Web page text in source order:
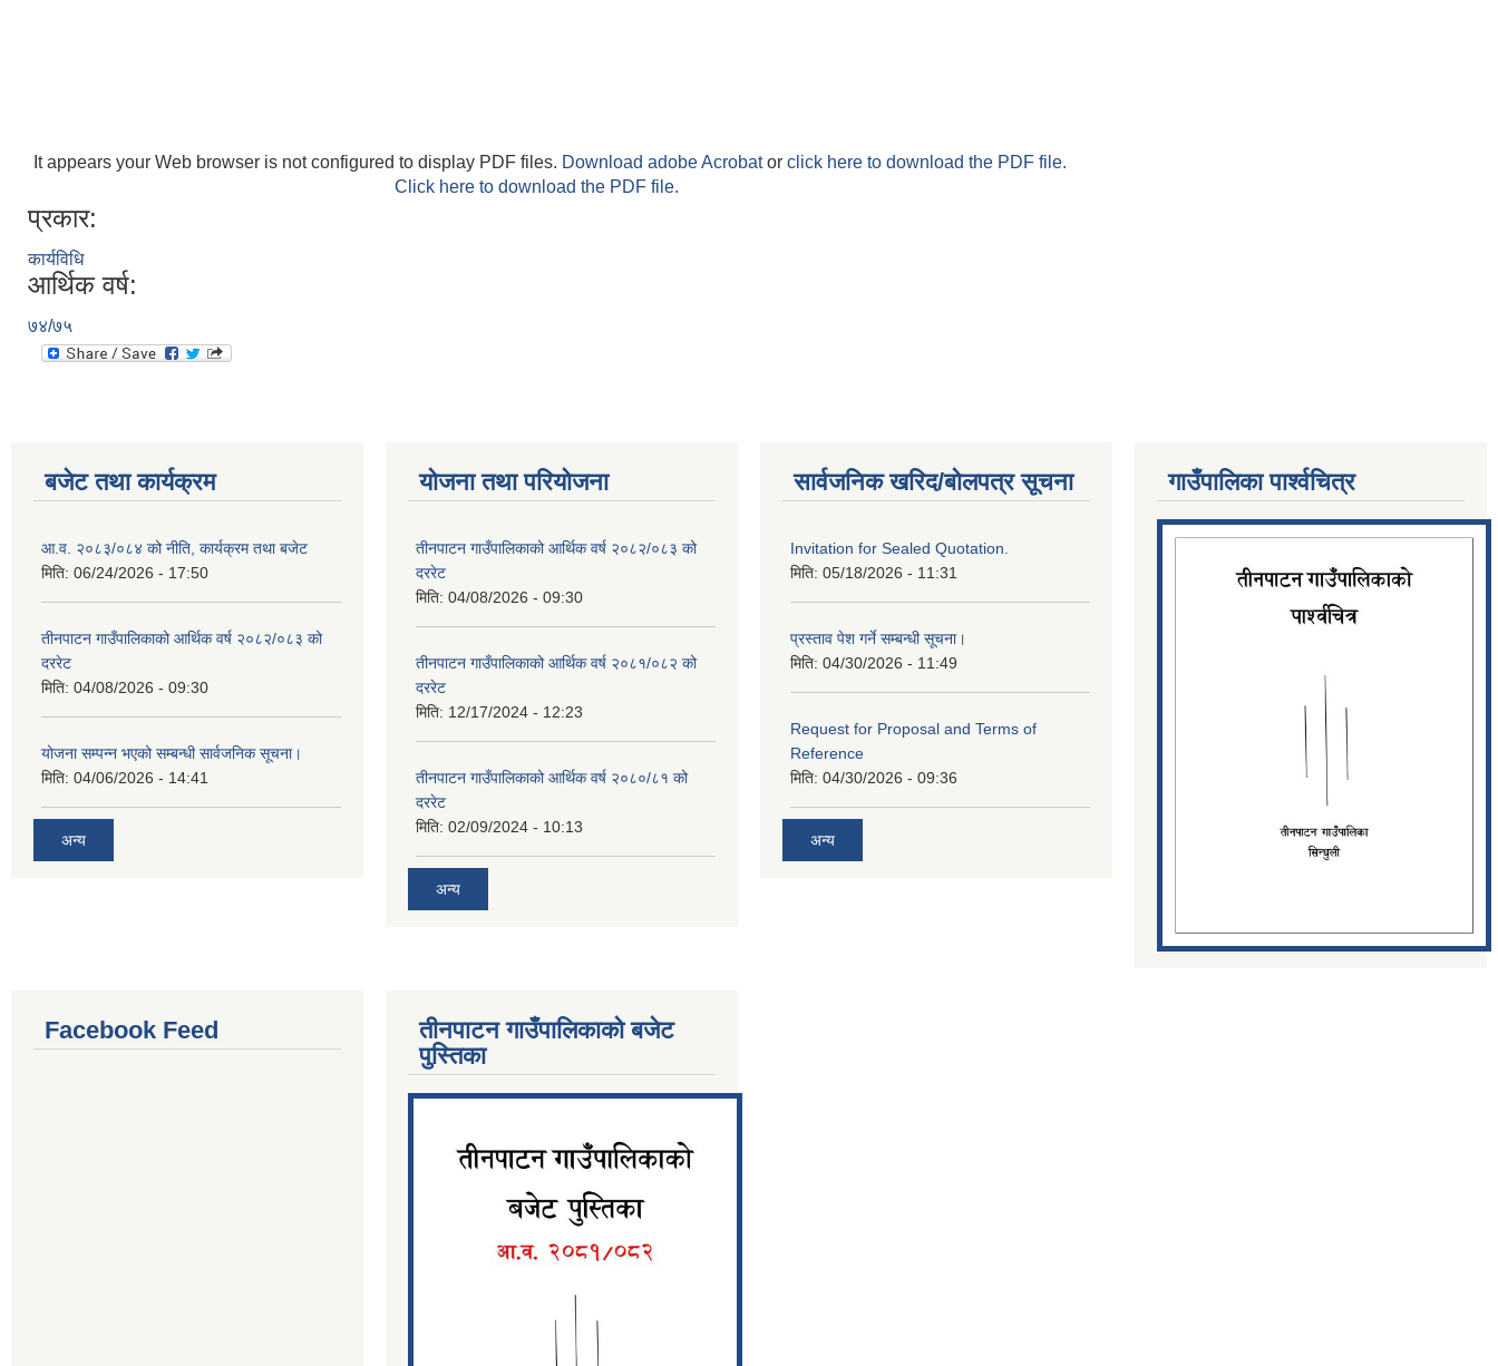
It appears your Web browser is not configured to display PDF files. Download adobe Acrobator click here to download the PDF file.
Click here to download the PDF file.
प्रकार:
कार्यविधि
आर्थिक वर्ष:
७४/७५
बजेट तथा कार्यक्रम
आ.व. २०८३/०८४ को नीति, कार्यक्रम तथा बजेट
मिति: 06/24/2026 - 17:50
तीनपाटन गाउँपालिकाको आर्थिक वर्ष २०८२/०८३ को
दररेट
मिति: 04/08/2026 - 09:30
योजना सम्पन्न भएको सम्बन्धी सार्वजनिक सूचना।
मिति: 04/06/2026 - 14:41
अन्य
योजना तथा परियोजना
तीनपाटन गाउँपालिकाको आर्थिक वर्ष २०८२/०८३ को
दररेट
मिति: 04/08/2026 - 09:30
तीनपाटन गाउँपालिकाको आर्थिक वर्ष २०८१/०८२ को
दररेट
मिति: 12/17/2024 - 12:23
तीनपाटन गाउँपालिकाको आर्थिक वर्ष २०८०/८१ को
दररेट
मिति: 02/09/2024 - 10:13
अन्य
सार्वजनिक खरिद/बोलपत्र सूचना
Invitation for Sealed Quotation.
मिति: 05/18/2026 - 11:31
प्रस्ताव पेश गर्ने सम्बन्धी सूचना।
मिति: 04/30/2026 - 11:49
Request for Proposal and Terms of
Reference
मिति: 04/30/2026 - 09:36
अन्य
गाउँपालिका पार्श्‍वचित्र
Facebook Feed
तीनपाटन गाउँपालिकाको बजेट
पुस्तिका